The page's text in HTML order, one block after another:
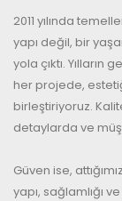
2011 yılında
yapı değil, bir
yola çıktı.
her projede,
birleştiriyoruz.
detaylarda ve
Güven ise,
yapı, sağlamlığı